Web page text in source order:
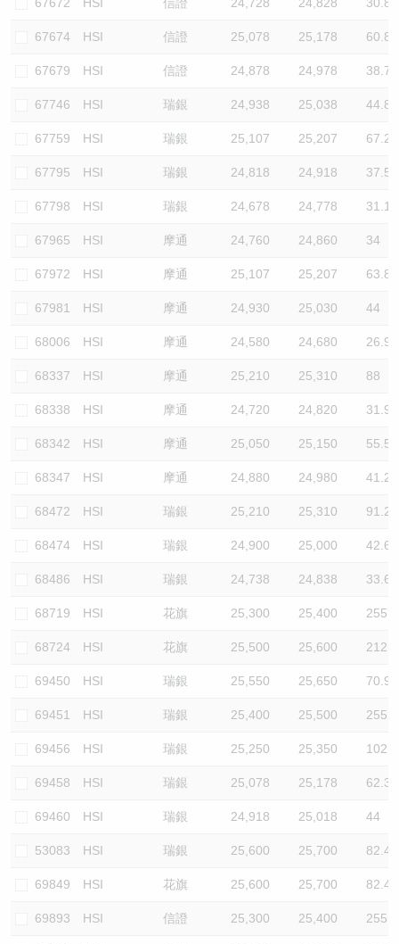
67674 HSI 信證 25,078 25,178 60.8
67679 HSI 信證 24,878 24,978 38.7
67746 HSI 瑞銀 24,938 25,038 44.8
67759 HSI 瑞銀 25,107 25,207 67.2
67795 HSI 瑞銀 24,818 24,918 37.5
67798 HSI 瑞銀 24,678 24,778 31.1
67965 HSI 摩通 24,760 24,860 34
67972 HSI 摩通 25,107 25,207 63.8
67981 HSI 摩通 24,930 25,030 44
68006 HSI 摩通 24,580 24,680 26.9
68337 HSI 摩通 25,210 25,310 88
68338 HSI 摩通 24,720 24,820 31.9
68342 HSI 摩通 25,050 25,150 55.5
68347 HSI 摩通 24,880 24,980 41.2
68472 HSI 瑞銀 25,210 25,310 91.2
68474 HSI 瑞銀 24,900 25,000 42.6
68486 HSI 瑞銀 24,738 24,838 33.6
68719 HSI 花旗 25,300 25,400 255.3
68724 HSI 花旗 25,500 25,600 212.8
69450 HSI 瑞銀 25,550 25,650 70.9
69451 HSI 瑞銀 25,400 25,500 255.3
69456 HSI 瑞銀 25,250 25,350 102.1
69458 HSI 瑞銀 25,078 25,178 62.3
69460 HSI 瑞銀 24,918 25,018 44
53083 HSI 瑞銀 25,600 25,700 82.4
69849 HSI 花旗 25,600 25,700 82.4
69893 HSI 信證 25,300 25,400 255.3